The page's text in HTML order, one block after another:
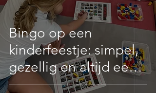
Bingo op een
kinderfeestje: simpel,
gezellig en altijd een
succes